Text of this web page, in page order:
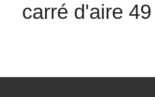
carré d'aire 49